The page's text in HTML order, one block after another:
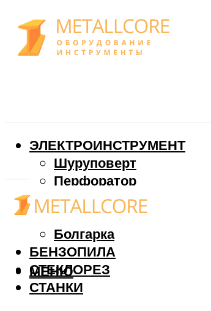
ЭЛЕКТРОИНСТРУМЕНТ
Шуруповерт
Перфоратор
Дрель
Фрезер
Болгарка
БЕНЗОПИЛА
СТЕКЛОРЕЗ
СТАНКИ
МЕНЮ